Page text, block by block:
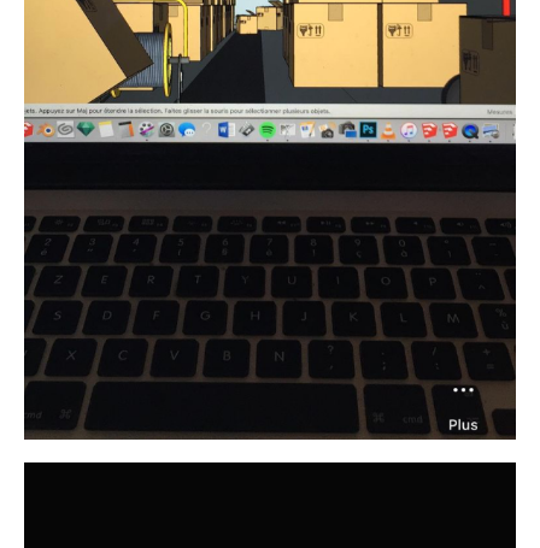
Recevoir
Votre email est collecté pour vous faire parvenir nos nouveaux articles,
nouvelles vidéos et nos offres commerciales, dans le strict respect de la
réglementation européenne sur la collecte des données. La politique de
confidentialité est accessible depuis un lien situé en bas de cette page.